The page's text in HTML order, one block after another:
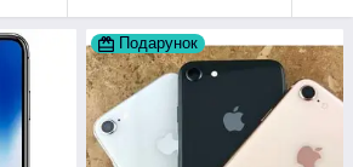
Подарунок